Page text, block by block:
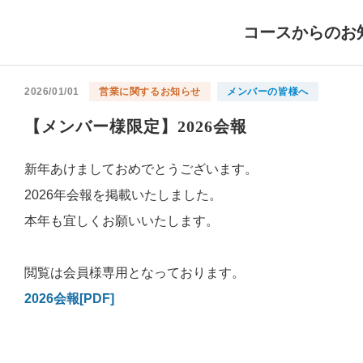
コースからのお
2026/01/01 営業に関するお知らせ メンバーの皆様へ
【メンバー様限定】2026会報
新年あけましておめでとうございます。
2026年会報を掲載いたしました。
本年も宜しくお願いいたします。
閲覧は会員様専用となっております。
2026会報[PDF]